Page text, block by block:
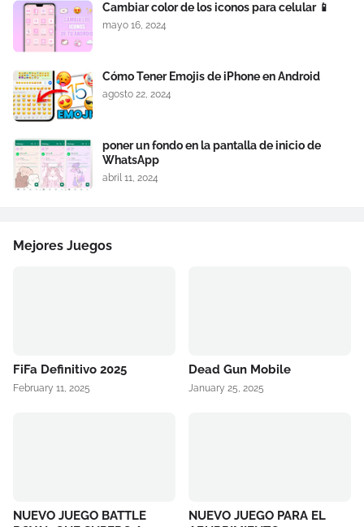
Cambiar color de los iconos para celular 📱
mayo 16, 2024
Cómo Tener Emojis de iPhone en Android
agosto 22, 2024
poner un fondo en la pantalla de inicio de
WhatsApp
abril 11, 2024
Mejores Juegos
FiFa Definitivo 2025
February 11, 2025
Dead Gun Mobile
January 25, 2025
NUEVO JUEGO BATTLE
NUEVO JUEGO PARA EL